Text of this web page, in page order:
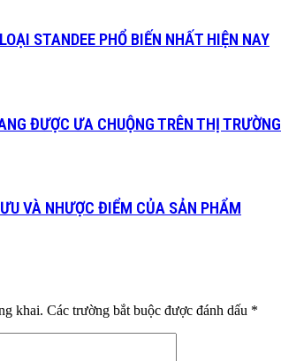
STANDEE PHỔ BIẾN NHẤT HIỆN NAY
ĐƯỢC ƯA CHUỘNG TRÊN THỊ TRƯỜNG
VÀ NHƯỢC ĐIỂM CỦA SẢN PHẨM
khai. Các trường bắt buộc được đánh dấu *